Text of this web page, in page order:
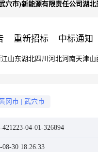
穴市)新能源有限责任公司湖
重新招标 中标通知
山东湖北四川 河北河南天津山
冈市 武穴市
421223-04-01-326894
08-30 18:26:33